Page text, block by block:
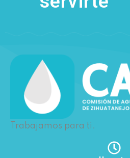
Trabajamos para ti.